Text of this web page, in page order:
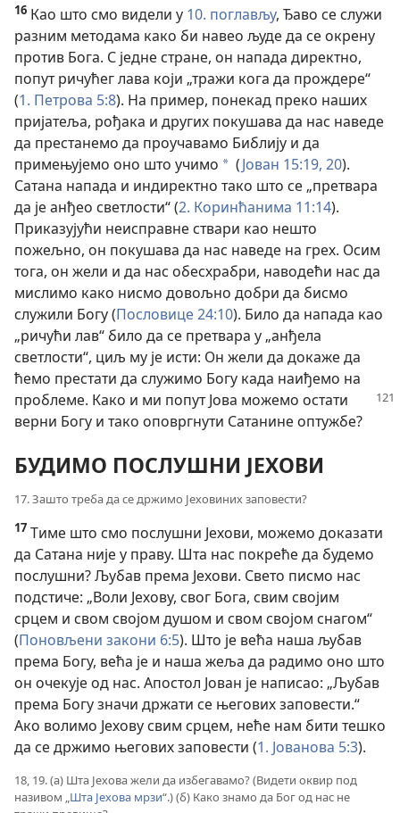
16 Као што смо видели у 10. поглављу, Ђаво се служи
разним методама како би навео људе да се окрену
против Бога. С једне стране, он напада директно,
попут ричућег лава који „тражи кога да прождере“
(1. Петрова 5:8). На пример, понекад преко наших
пријатеља, рођака и других покушава да нас наведе
да престанемо да проучавамо Библију и да
примењујемо оно што учимо a (Јован 15:19, 20).
Сатана напада и индиректно тако што се „претвара
да је анђео светлости“ (2. Коринћанима 11:14).
Приказујући неисправне ствари као нешто
пожељно, он покушава да нас наведе на грех. Осим
тога, он жели и да нас обесхрабри, наводећи нас да
мислимо како нисмо довољно добри да бисмо
служили Богу (Пословице 24:10). Било да напада као
„ричући лав“ било да се претвара у „анђела
светлости“, циљ му је исти: Он жели да докаже да
ћемо престати да служимо Богу када наиђемо на
проблеме. Како и ми попутЈова можемо остати
верни Богу и тако оповргнути Сатанине оптужбе?
БУДИМО ПОСЛУШНИ ЈЕХОВИ
17. Зашто треба да се држимо Јеховиних заповести?
17 Тиме што смо послушни Јехови, можемо доказати
да Сатана није у праву. Шта нас покреће да будемо
послушни? Љубав према Јехови. Свето писмо нас
подстиче: „Воли Јехову, свог Бога, свим својим
срцем и свом својом душом и свом својом снагом“
(Поновљени закони 6:5). Што је већа наша љубав
према Богу, већа је и наша жеља да радимо оно што
он очекује од нас. Апостол Јован је написао: „Љубав
према Богу значи држати се његових заповести.“
Ако волимо Јехову свим срцем, неће нам бити тешко
да се држимо његових заповести (1. Јованова 5:3).
18, 19. (а) Шта Јехова жели да избегавамо? (Видети оквир под
називом „Шта Јехова мрзи“.) (б) Како знамо да Бог од нас не